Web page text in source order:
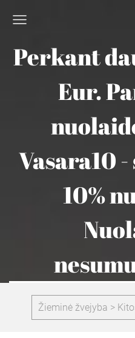
Perkant
Eur.
Vasara10
10%
Žieminė žvejyba >